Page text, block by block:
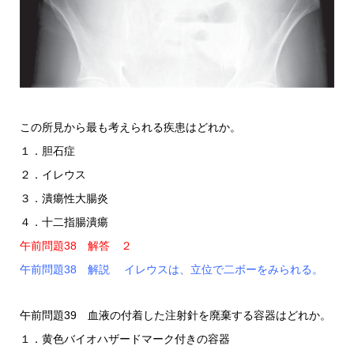
この所見から最も考えられる疾患はどれか。
１．胆石症
２．イレウス
３．潰瘍性大腸炎
４．十二指腸潰瘍
午前問題38 解答 ２
午前問題38 解説 イレウスは、立位で二ボーをみられる。
午前問題39 血液の付着した注射針を廃棄する容器はどれか。
１．黄色バイオハザードマーク付きの容器